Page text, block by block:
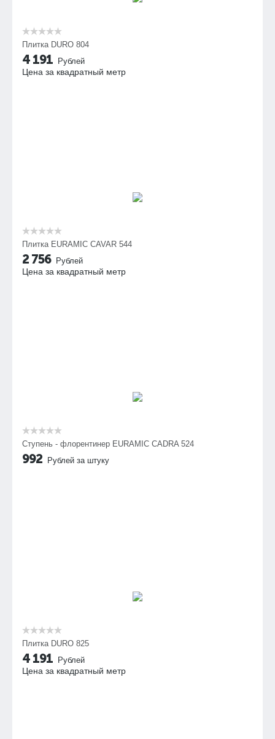
Плитка DURO 804
4 191 Рублей
Цена за квадратный метр
Плитка EURAMIC CAVAR 544
2 756 Рублей
Цена за квадратный метр
Ступень - флорентинер EURAMIC CADRA 524
992 Рублей за штуку
Плитка DURO 825
4 191 Рублей
Цена за квадратный метр